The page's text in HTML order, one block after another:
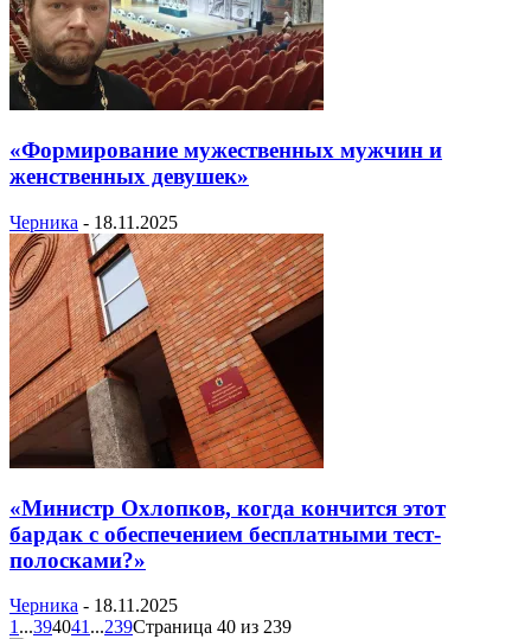
«Формирование мужественных мужчин и
женственных девушек»
Черника - 18.11.2025
«Министр Охлопков, когда кончится этот
бардак с обеспечением бесплатными тест-
полосками?»
Черника - 18.11.2025
1 ...394041 ...239Страница 40 из 239